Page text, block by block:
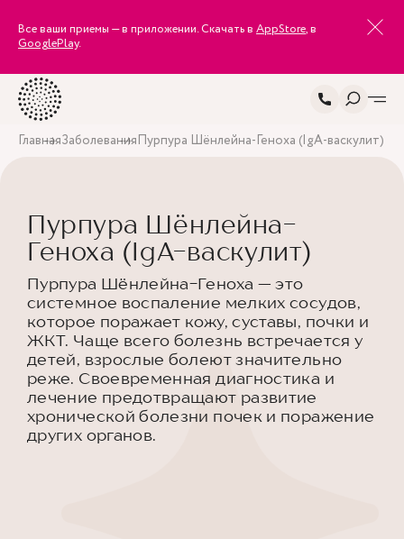
Все ваши приемы — в приложении. Скачать в AppStore, в
GooglePlay.
ГлавнаяЗаболеванияПурпура Шёнлейна-Геноха (IgA-васкулит)
Пурпура Шёнлейна-
Геноха (IgA-васкулит)
Пурпура Шёнлейна-Геноха — это
системное воспаление мелких сосудов,
которое поражает кожу, суставы, почки и
ЖКТ. Чаще всего болезнь встречается у
детей, взрослые болеют значительно
реже. Своевременная диагностика и
лечение предотвращают развитие
хронической болезни почек и поражение
других органов.